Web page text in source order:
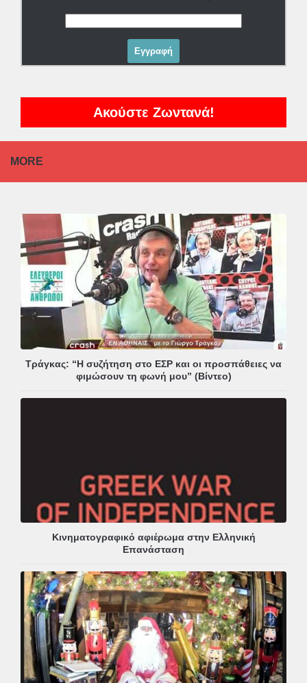
Ακούστε Ζωντανά!
MORE
Τράγκας: “Η συζήτηση στο ΕΣΡ και οι προσπάθειες να
φιμώσουν τη φωνή μου” (Βίντεο)
Κινηματογραφικό αφιέρωμα στην Ελληνική
Επανάσταση